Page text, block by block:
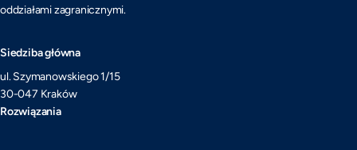
oddziałami zagranicznymi.
Siedziba główna
ul. Szymanowskiego 1/15
30-047 Kraków
Rozwiązania